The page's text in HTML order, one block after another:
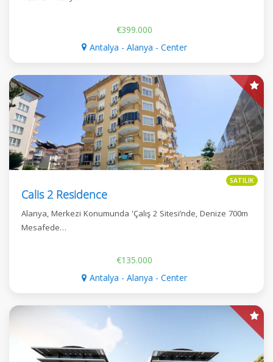
€399.000
Antalya - Alanya - Center
SATILIK
Calis 2 Residence
Alanya, Merkezi Konumunda 'Çalış 2 Sitesi’nde, Denize 700m
Mesafede…
€135.000
Antalya - Alanya - Center